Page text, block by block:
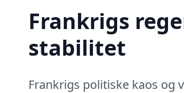
Frankrigs
stabilitet
Frankrigs politiske kaos og